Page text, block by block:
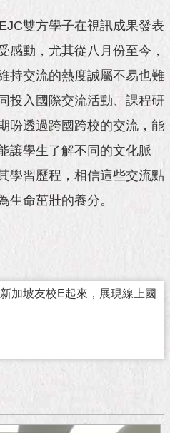
雙方學子在視訊成果發表
感動，尤其從八月份至今，
持交流的熱度誠屬不易也難
投入國際交流活動、課程研
盼透過跨國跨校的交流，能
讓學生了解不同的文化脈
學習歷程，相信這些交流點
生命茁壯的養分。
加坡友校E起來，展現線上國